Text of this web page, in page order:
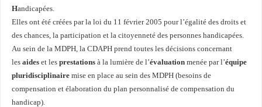
Handicapées.
Elles ont été créées par la loi du 11 février 2005 pour l’égalité des droits et
des chances, la participation et la citoyenneté des personnes handicapées.
Au sein de la MDPH, la CDAPH prend toutes les décisions concernant
les aideset les prestationsà la lumière de l’évaluationmenée par l’équipe
pluridisciplinairemise en place au sein des MDPH (besoins de
compensation et élaboration du plan personnalisé de compensation du
handicap).